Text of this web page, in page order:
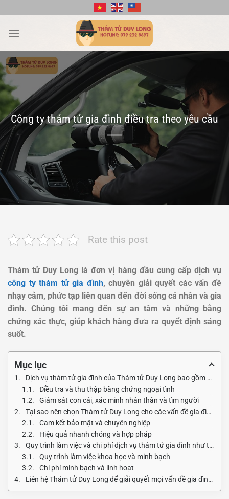
qua
nội
Công ty thám tử gia đình điều tra theo yêu cầu
Rate this post
Thám tử Duy Long là đơn vị hàng đầu cung cấp dịch vụ
công ty thám tử gia đình, chuyên giải quyết các vấn đề
nhạy cảm, phức tạp liên quan đến đời sống cá nhân và gia
đình. Chúng tôi mang đến sự an tâm và những bằng
chứng xác thực, giúp khách hàng đưa ra quyết định sáng
suốt.
Mục lục
Dịch vụ thám tử gia đình của Thám tử Duy Long bao gồm những gì?
Điều tra và thu thập bằng chứng ngoại tình
Giám sát con cái, xác minh nhân thân và tìm người
Tại sao nên chọn Thám tử Duy Long cho các vấn đề gia đình?
Cam kết bảo mật và chuyên nghiệp
Hiệu quả nhanh chóng và hợp pháp
Quy trình làm việc và chi phí dịch vụ thám tử gia đình như thế nào?
Quy trình làm việc khoa học và minh bạch
Chi phí minh bạch và linh hoạt
Liên hệ Thám tử Duy Long để giải quyết mọi vấn đề gia đình một cách kín đáo và hiệu quả